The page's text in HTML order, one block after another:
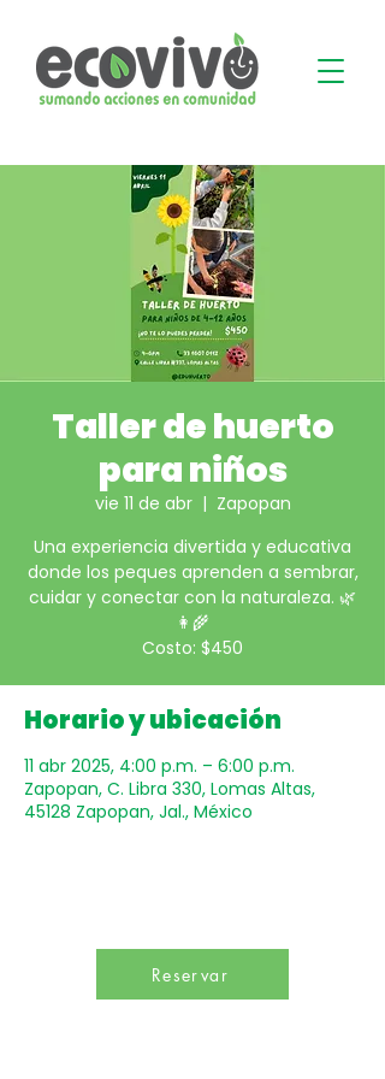
Taller de huerto
para niños
vie 11 de abr
  |
Zapopan
Una experiencia divertida y educativa
donde los peques aprenden a sembrar,
cuidar y conectar con la naturaleza. 🌿
👩‍🌾
Costo: $450
Horario y ubicación
11 abr 2025, 4:00 p.m. – 6:00 p.m.
Zapopan, C. Libra 330, Lomas Altas,
45128 Zapopan, Jal., México
Reservar